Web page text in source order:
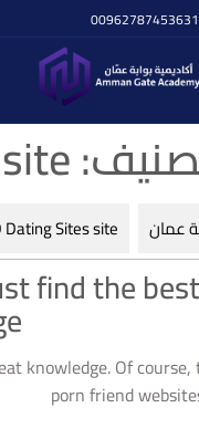
عمان Dating Sites site
find the best
knowledge. Of
porn friend